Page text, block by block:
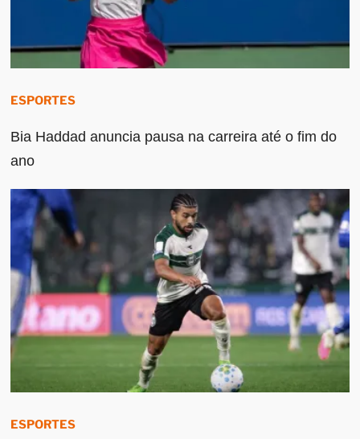
ESPORTES
Bia Haddad anuncia pausa na carreira até o fim do
ano
ESPORTES